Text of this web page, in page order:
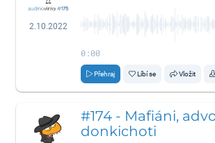
2.10.2022
0:00
Přehraj Líbí se Vložit
#174 - Mafiáni,
donkichoti